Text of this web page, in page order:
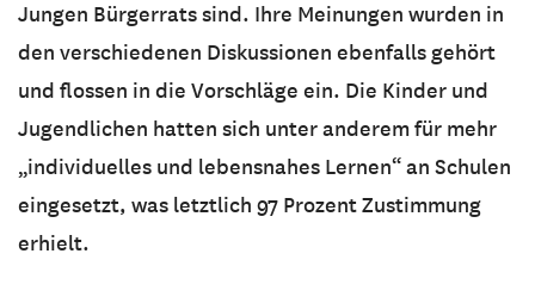
Jungen Bürgerrats sind. Ihre Meinungen wurden in
den verschiedenen Diskussionen ebenfalls gehört
und flossen in die Vorschläge ein. Die Kinder und
Jugendlichen hatten sich unter anderem für mehr
„individuelles und lebensnahes Lernen“ an Schulen
eingesetzt, was letztlich 97 Prozent Zustimmung
erhielt.